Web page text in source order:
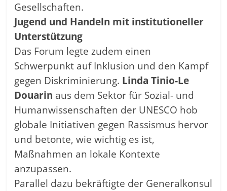
Gesellschaften.
Jugend und Handeln mit institutioneller
Unterstützung
Das Forum legte zudem einen
Schwerpunkt auf Inklusion und den Kampf
gegen Diskriminierung. Linda Tinio-Le
Douarin aus dem Sektor für Sozial- und
Humanwissenschaften der UNESCO hob
globale Initiativen gegen Rassismus hervor
und betonte, wie wichtig es ist,
Maßnahmen an lokale Kontexte
anzupassen.
Parallel dazu bekräftigte der Generalkonsul